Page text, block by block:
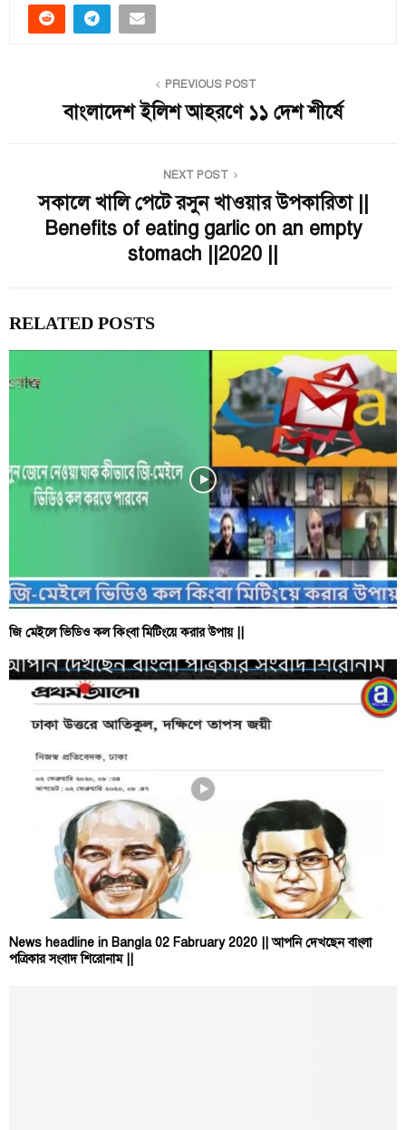
PREVIOUS POST
বাংলাদেশ ইলিশ আহরণে ১১ দেশ শীর্ষে
NEXT POST
সকালে খালি পেটে রসুন খাওয়ার উপকারিতা ||
Benefits of eating garlic on an empty
stomach ||2020 ||
RELATED POSTS
জি মেইলে ভিডিও কল কিংবা মিটিংয়ে করার উপায় ||
News headline in Bangla 02 Fabruary 2020 || আপনি দেখছেন বাংলা
পত্রিকার সংবাদ শিরোনাম ||